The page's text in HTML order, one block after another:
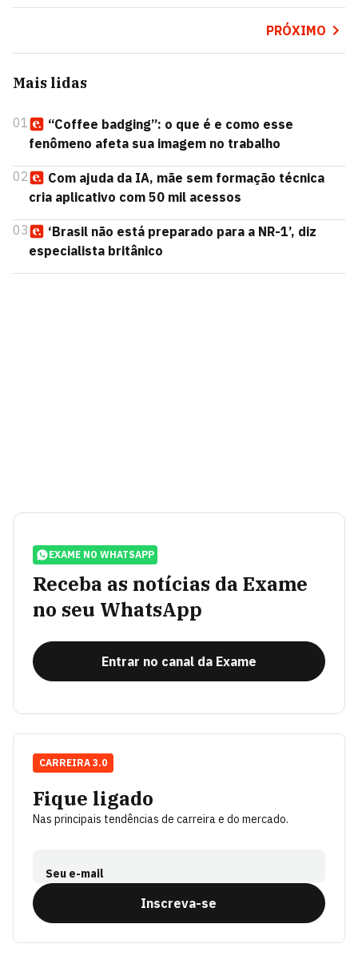
PRÓXIMO
Mais lidas
01
“Coffee badging”: o que é e como esse
fenômeno afeta sua imagem no trabalho
02
Com ajuda da IA, mãe sem formação técnica
cria aplicativo com 50 mil acessos
03
‘Brasil não está preparado para a NR-1’, diz
especialista britânico
EXAME NO WHATSAPP
Receba as notícias da Exame
no seu WhatsApp
Entrar no canal da Exame
Fique ligado
Nas principais tendências de carreira e do mercado.
Seu e-mail
Inscreva-se
CARREIRA 3.0